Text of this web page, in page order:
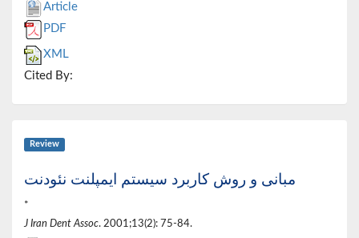
Article
PDF
XML
Cited By:
Review
مبانی و روش کاربرد سیستم ایمپلنت نئودنت
*
J Iran Dent Assoc. 2001;13(2): 75-84.